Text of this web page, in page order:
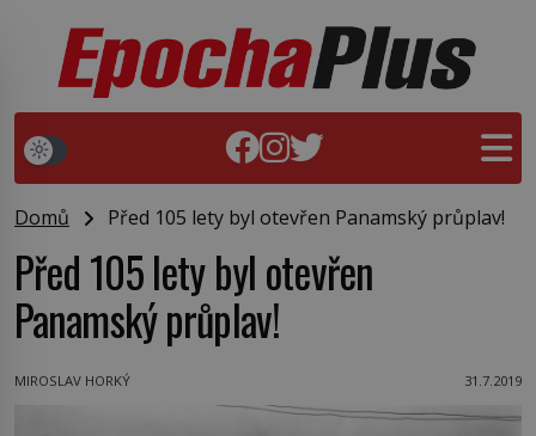
Domů Před 105 lety byl otevřen Panamský průplav!
Před 105 lety byl otevřen
Panamský průplav!
MIROSLAV HORKÝ 31.7.2019